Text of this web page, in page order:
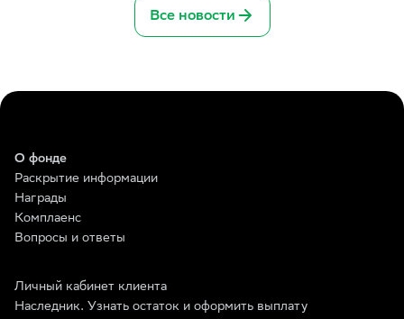
Все новости
О фонде
Раскрытие информации
Награды
Комплаенс
Вопросы и ответы
Личный кабинет клиента
Наследник. Узнать остаток и оформить выплату